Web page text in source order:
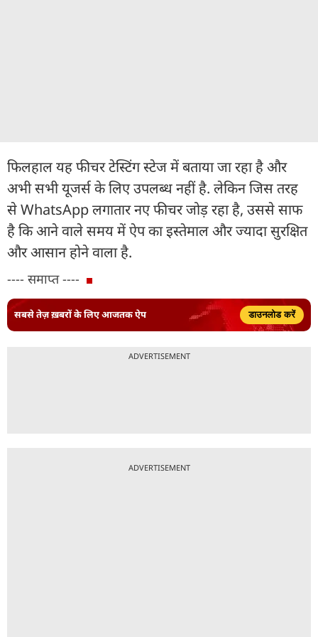
फिलहाल यह फीचर टेस्टिंग स्टेज में बताया जा रहा है और
अभी सभी यूजर्स के लिए उपलब्ध नहीं है. लेकिन जिस तरह
से WhatsApp लगातार नए फीचर जोड़ रहा है, उससे साफ
है कि आने वाले समय में ऐप का इस्तेमाल और ज्यादा सुरक्षित
और आसान होने वाला है.
---- समाप्त ----
सबसे तेज़ ख़बरों के लिए आजतक ऐप डाउनलोड करें
ADVERTISEMENT
ADVERTISEMENT